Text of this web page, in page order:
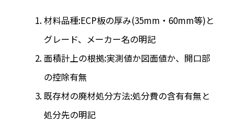
材料品種:ECP板の厚み(35mm・60mm等)と
グレード、メーカー名の明記
面積計上の根拠:実測値か図面値か、開口部
の控除有無
既存材の廃材処分方法:処分費の含有有無と
処分先の明記